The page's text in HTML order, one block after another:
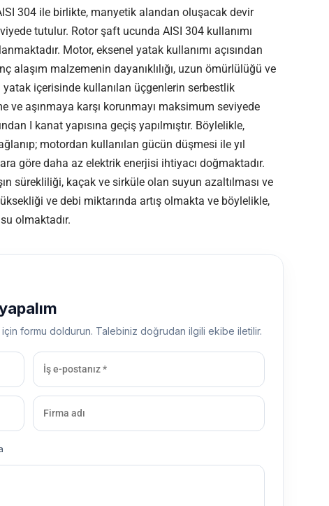
304 ile birlikte, manyetik alandan oluşacak devir
tutulur. Rotor şaft ucunda AISI 304 kullanımı
Motor, eksenel yatak kullanımı açısından
alaşım malzemenin dayanıklılığı, uzun ömürlülüğü ve
içerisinde kullanılan üçgenlerin serbestlik
ve aşınmaya karşı korunmayı maksimum seviyede
I kanat yapısına geçiş yapılmıştır. Böylelikle,
motordan kullanılan gücün düşmesi ile yıl
göre daha az elektrik enerjisi ihtiyacı doğmaktadır.
sürekliliği, kaçak ve sirküle olan suyun azaltılması ve
ve debi miktarında artış olmakta ve böylelikle,
olmaktadır.
formu doldurun. Talebiniz doğrudan ilgili ekibe iletilir.